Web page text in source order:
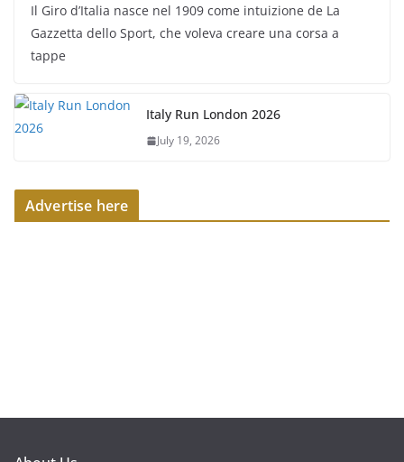
Il Giro d’Italia nasce nel 1909 come intuizione de La
Gazzetta dello Sport, che voleva creare una corsa a
tappe
Italy Run London 2026
July 19, 2026
Advertise here